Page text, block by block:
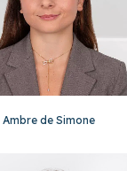
Ambre de Simone